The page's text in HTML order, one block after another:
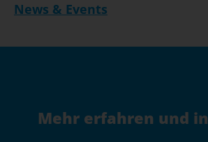
News & Events
Mehr erfahren und